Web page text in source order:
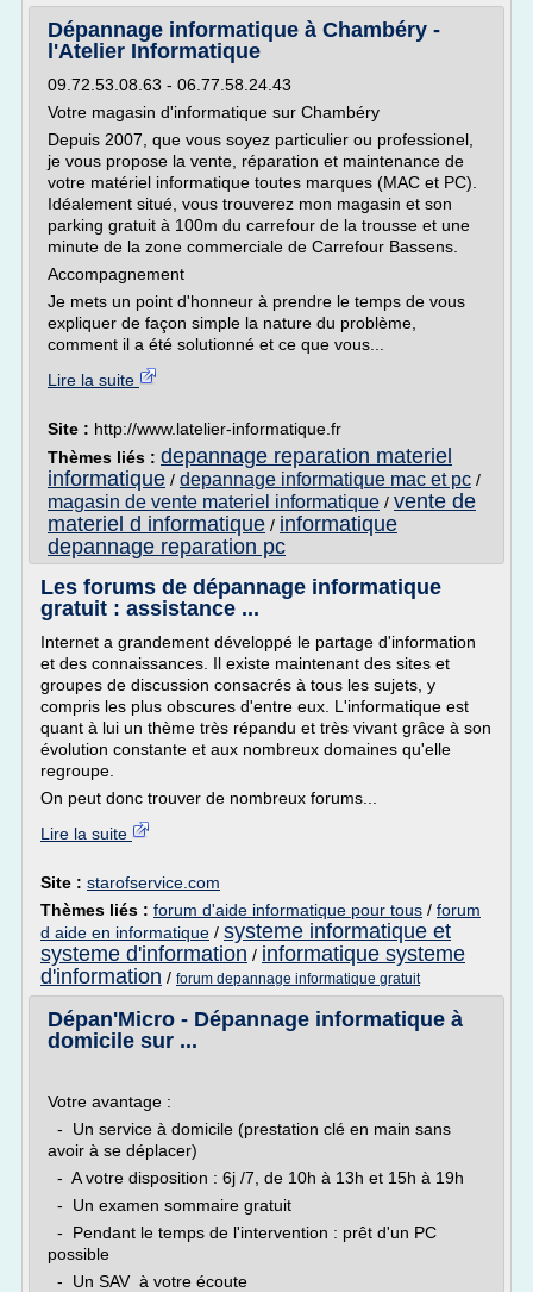
Dépannage informatique à Chambéry -
l'Atelier Informatique
09.72.53.08.63 - 06.77.58.24.43
Votre magasin d'informatique sur Chambéry
Depuis 2007, que vous soyez particulier ou professionel,
je vous propose la vente, réparation et maintenance de
votre matériel informatique toutes marques (MAC et PC).
Idéalement situé, vous trouverez mon magasin et son
parking gratuit à 100m du carrefour de la trousse et une
minute de la zone commerciale de Carrefour Bassens.
Accompagnement
Je mets un point d'honneur à prendre le temps de vous
expliquer de façon simple la nature du problème,
comment il a été solutionné et ce que vous...
Lire la suite
Site : http://www.latelier-informatique.fr
Thèmes liés : depannage reparation materiel
informatique / depannage informatique mac et pc /
magasin de vente materiel informatique / vente de
materiel d informatique / informatique
depannage reparation pc
Les forums de dépannage informatique
gratuit : assistance ...
Internet a grandement développé le partage d'information
et des connaissances. Il existe maintenant des sites et
groupes de discussion consacrés à tous les sujets, y
compris les plus obscures d'entre eux. L'informatique est
quant à lui un thème très répandu et très vivant grâce à son
évolution constante et aux nombreux domaines qu'elle
regroupe.
On peut donc trouver de nombreux forums...
Lire la suite
Site : starofservice.com
Thèmes liés : forum d'aide informatique pour tous / forum
d aide en informatique / systeme informatique et
systeme d'information / informatique systeme
d'information / forum depannage informatique gratuit
Dépan'Micro - Dépannage informatique à
domicile sur ...
Votre avantage :
- Un service à domicile (prestation clé en main sans
avoir à se déplacer)
- A votre disposition : 6j /7, de 10h à 13h et 15h à 19h
- Un examen sommaire gratuit
- Pendant le temps de l'intervention : prêt d'un PC
possible
- Un SAV à votre écoute